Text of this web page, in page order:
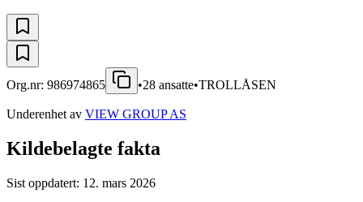
Org.nr: 986974865 •28 ansatte•TROLLÅSEN
Underenhet av VIEW GROUP AS
Kildebelagte fakta
Sist oppdatert: 12. mars 2026